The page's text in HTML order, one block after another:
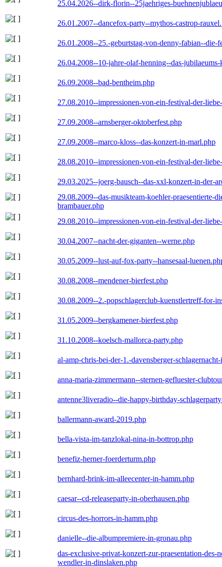
25.04.2026--dirk-florin--25jaehriges-
26.01.2007--dancefox-party--mythos-castrop-
26.01.2008--25.-geburtstag-von-denny-fabian--die-
26.04.2008--10-jahre-olaf-henning--das-
26.09.2008--bad-bentheim.php
27.08.2010--impressionen-von-ein-festival-der-
27.09.2008--arnsberger-oktoberfest.php
27.09.2008--marco-kloss--das-konzert-in-marl.php
28.08.2010--impressionen-von-ein-festival-der-
29.03.2025--joerg-bausch--das-xxl-konzert-in-der-
29.08.2009--das-musikteam-koehler-praesentierte-
brambauer.php
29.08.2010--impressionen-von-ein-festival-der-
30.04.2007--nacht-der-giganten--werne.php
30.05.2009--lust-auf-fox-party--hansesaal-
30.08.2008--mendener-bierfest.php
30.08.2009--2.-popschlagerclub-kuenstlertreff-for-
31.05.2009--bergkamener-bierfest.php
31.10.2008--koelsch-mallorca-party.php
al-amp-chris-bei-der-1.-davensberger-
anna-maria-zimmermann--sternen-gefluester-
antenne3liveradio--die-happy-birthday-
ballermann-award-2019.php
bella-vista-im-tanzlokal-nina-in-bottrop.php
benefiz-herner-foerderturm.php
bernhard-brink-im-alleecenter-in-hamm.php
caesar--cd-releaseparty-in-oberhausen.php
circus-des-horrors-in-hamm.php
danielle--die-albumpremiere-in-gronau.php
das-exclusive-privat-konzert-zur-praesentation-
wendler-in-dinslaken.php